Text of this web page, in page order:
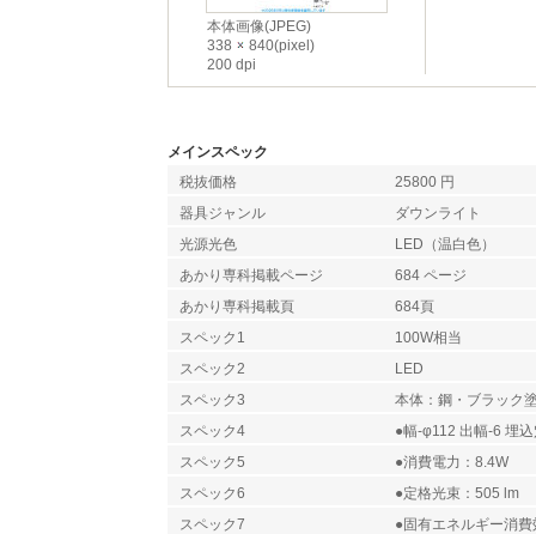
本体画像(JPEG)
338
840(pixel)
200 dpi
メインスペック
税抜価格
25800 円
器具ジャンル
ダウンライト
光源光色
LED（温白色）
あかり専科掲載ページ
684 ページ
あかり専科掲載頁
684頁
スペック1
100W相当
スペック2
LED
スペック3
本体：鋼・ブラック
スペック4
●幅-φ112 出幅-6 埋
スペック5
●消費電力：8.4W
スペック6
●定格光束：505 lm
スペック7
●固有エネルギー消